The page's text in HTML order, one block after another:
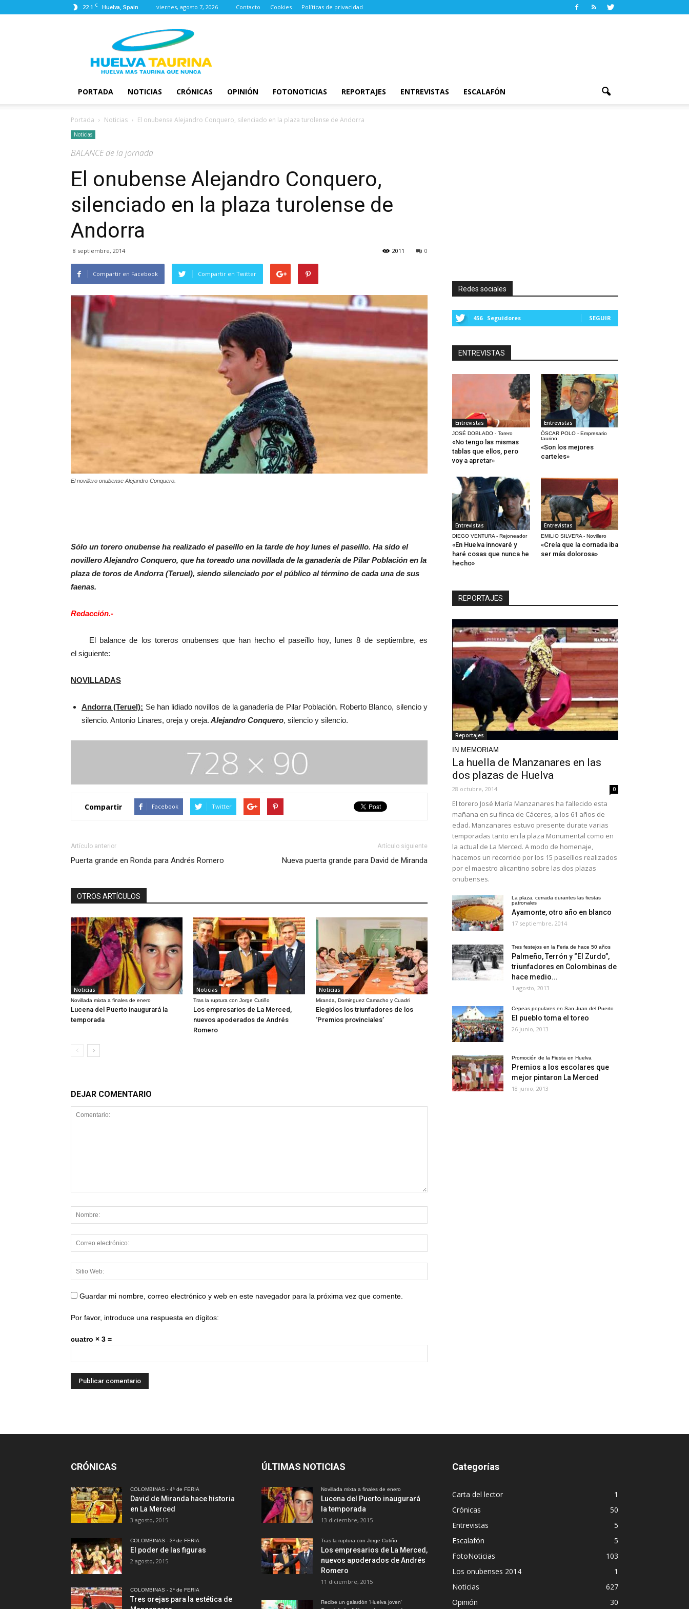
22.1 C Huelva, Spain viernes, agosto 7, 2026 Contacto Cookies Políticas de privacidad
Taurina
PORTADA NOTICIAS CRÓNICAS OPINIÓN FOTONOTICIAS REPORTAJES ENTREVISTAS ESCALAFÓN
Portada Noticias El onubense Alejandro Conquero, silenciado en la plaza turolense de Andorra
Noticias
BALANCE de la jornada
El onubense Alejandro Conquero,
silenciado en la plaza turolense de
Andorra
8 septiembre, 2014 0
2011
Compartir en Facebook Compartir en Twitter
El novillero onubense Alejandro Conquero.
Sólo un torero onubense ha realizado el paseíllo en la tarde de hoy lunes el paseíllo. Ha sido el
novillero Alejandro Conquero, que ha toreado una novillada de la ganadería de Pilar Población en la
plaza de toros de Andorra (Teruel), siendo silenciado por el público al término de cada una de sus
faenas.
Redacción.-
El balance de los toreros onubenses que han hecho el paseíllo hoy, lunes 8 de septiembre, es
el siguiente:
NOVILLADAS
Andorra (Teruel): Se han lidiado novillos de la ganadería de Pilar Población. Roberto Blanco, silencio y
silencio. Antonio Linares, oreja y oreja. Alejandro Conquero, silencio y silencio.
Compartir Facebook Twitter
Artículo anterior
Puerta grande en Ronda para Andrés Romero
Artículo siguiente
Nueva puerta grande para David de Miranda
OTROS ARTÍCULOS
Noticias
Novillada mixta a finales de enero
Lucena del Puerto inaugurará la
temporada
Noticias
Tras la ruptura con Jorge Cutiño
Los empresarios de La Merced,
nuevos apoderados de Andrés
Romero
Noticias
Miranda, Dominguez Camacho y Cuadri
Elegidos los triunfadores de los
‘Premios provinciales’
DEJAR COMENTARIO
Guardar mi nombre, correo electrónico y web en este navegador para la próxima vez que comente.
Por favor, introduce una respuesta en dígitos:
cuatro × 3 =
Redes sociales
456 Seguidores SEGUIR
ENTREVISTAS
Entrevistas
JOSÉ DOBLADO - Torero
«No tengo las mismas
tablas que ellos, pero
voy a apretar»
Entrevistas
ÓSCAR POLO - Empresario
taurino
«Son los mejores
carteles»
Entrevistas
DIEGO VENTURA - Rejoneador
«En Huelva innovaré y
haré cosas que nunca he
hecho»
Entrevistas
EMILIO SILVERA - Novillero
«Creía que la cornada iba
ser más dolorosa»
REPORTAJES
Reportajes
IN MEMORIAM
La huella de Manzanares en las
dos plazas de Huelva
28 octubre, 2014 0
El torero José María Manzanares ha fallecido esta
mañana en su finca de Cáceres, a los 61 años de
edad. Manzanares estuvo presente durate varias
temporadas tanto en la plaza Monumental como en
la actual de La Merced. A modo de homenaje,
hacemos un recorrido por los 15 paseíllos realizados
por el maestro alicantino sobre las dos plazas
onubenses.
La plaza, cerrada durantes las fiestas
patronales
Ayamonte, otro año en blanco
17 septiembre, 2014
Tres festejos en la Feria de hace 50 años
Palmeño, Terrón y “El Zurdo”,
triunfadores en Colombinas de
hace medio...
1 agosto, 2013
Cepeas populares en San Juan del Puerto
El pueblo toma el toreo
26 junio, 2013
Promoción de la Fiesta en Huelva
Premios a los escolares que
mejor pintaron La Merced
18 junio, 2013
CRÓNICAS
COLOMBINAS - 4ª de FERIA
David de Miranda hace historia
en La Merced
3 agosto, 2015
COLOMBINAS - 3ª de FERIA
El poder de las figuras
2 agosto, 2015
COLOMBINAS - 2ª de FERIA
Tres orejas para la estética de
ÚLTIMAS NOTICIAS
Novillada mixta a finales de enero
Lucena del Puerto inaugurará
la temporada
13 diciembre, 2015
Tras la ruptura con Jorge Cutiño
Los empresarios de La Merced,
nuevos apoderados de Andrés
Romero
11 diciembre, 2015
Recibe un galardón 'Huelva joven'
Categorías
Carta del lector
1
Crónicas
50
Entrevistas
5
Escalafón
5
FotoNoticias
103
Los onubenses 2014
1
Noticias
627
Opinión
30